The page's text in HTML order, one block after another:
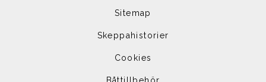
Sitemap
Skeppahistorier
Cookies